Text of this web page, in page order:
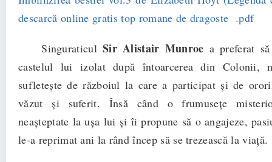
descarcă online gratis top romane de dragoste .pdf
SinguraticulSir Alistair Munroe a preferat
castelul lui izolat după întoarcerea din Colonii,
sufletește de războiul la care a participat și de
văzut și suferit. Însă când o frumusețe
neașteptate la ușa lui și îi propune să o angajeze,
le-a reprimat ani la rând încep să se trezească la viață.